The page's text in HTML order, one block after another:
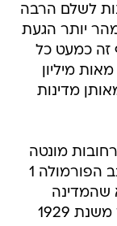
לשלם הרבה
יותר הגעת
זה כמעט כל
מיליון
מדינות
מונטה
קרלו בשנת 1950, השנה בה נוסד סבב הפורמולה 1
שהמדינה
הקטנה מקיימת בשטחה מירוצים עוד משנת 1929